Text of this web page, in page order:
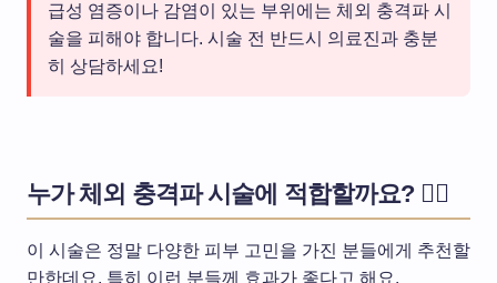
급성 염증이나 감염이 있는 부위에는 체외 충격파 시
술을 피해야 합니다. 시술 전 반드시 의료진과 충분
히 상담하세요!
누가 체외 충격파 시술에 적합할까요? 🙋‍♀️
이 시술은 정말 다양한 피부 고민을 가진 분들에게 추천할
만한데요. 특히 이런 분들께 효과가 좋다고 해요.